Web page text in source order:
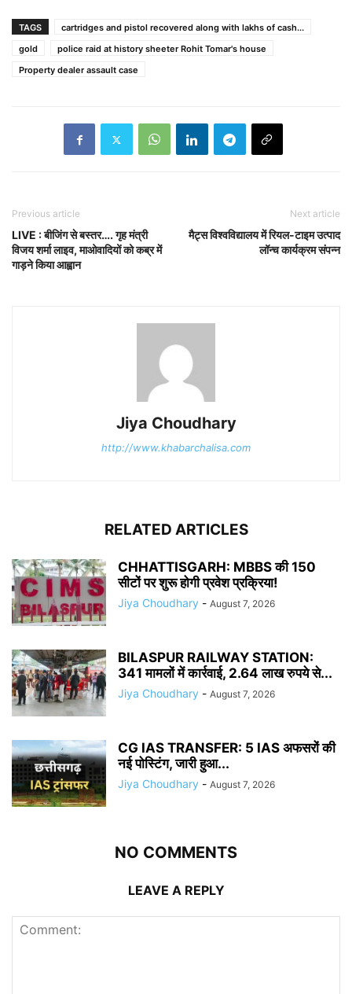
TAGS
cartridges and pistol recovered along with lakhs of cash...
gold
police raid at history sheeter Rohit Tomar's house
Property dealer assault case
Previous article
LIVE : बीजिंग से बस्तर…. गृह मंत्री
विजय शर्मा लाइव, माओवादियों को कब्र में
गाड़ने किया आह्वान
Next article
मैट्स विश्वविद्यालय में रियल-टाइम उत्पाद
लॉन्च कार्यक्रम संपन्न
Jiya Choudhary
http://www.khabarchalisa.com
RELATED ARTICLES
CHHATTISGARH: MBBS की 150
सीटों पर शुरू होगी प्रवेश प्रक्रिया!
Jiya Choudhary - August 7, 2026
BILASPUR RAILWAY STATION:
341 मामलों में कार्रवाई, 2.64 लाख रुपये से...
Jiya Choudhary - August 7, 2026
CG IAS TRANSFER: 5 IAS अफसरों की
नई पोस्टिंग, जारी हुआ...
Jiya Choudhary - August 7, 2026
NO COMMENTS
LEAVE A REPLY